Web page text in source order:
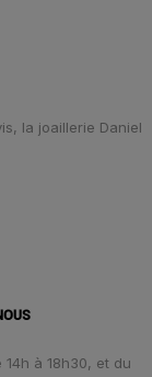
la joaillerie Daniel
à 18h30, et du